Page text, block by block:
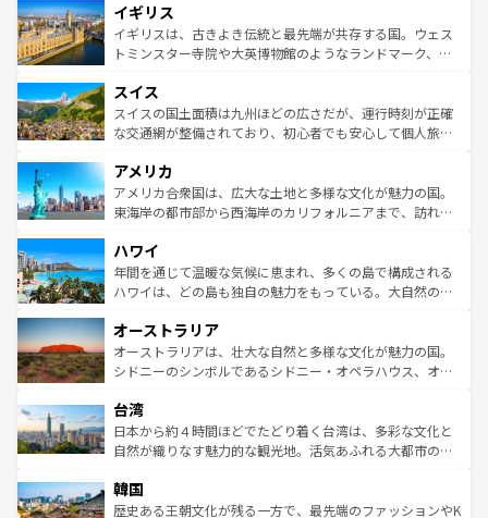
いる。シャンパンの発祥地であるランス、プロヴァンスの
香り高いラベンダー畑など、多彩な楽しみ方が可能だ。さ
らに、パリ以外の地域にも魅力が溢れており、どの街角に
れる地方に足を運ぶとそれぞれで全く異なる文化を体験で
きるだろう。 なお、新着のフランス情報はコンテンツ一覧
を参照してほしい。
顔を持つこの国は、どこを歩いても飽きることがない。ベ
ルリンの文化的活気、バイエルン州のアルプスの絶景、そ
してライン川沿いのワイン畑といった風景は必見。ビール
は、お酒好きな人にはぜひ体験してほしい。 なお、新着の
ドイツ情報はコンテンツ一覧を参照してほしい。
イギリス
イギリスは、古きよき伝統と最先端が共存する国。ウェス
トミンスター寺院や大英博物館のようなランドマーク、歴
リアごとに異なる魅力がある。また、優雅なアフタヌーン
ティー、ビール好きにはたまらない英国パブ、サッカー観
戦など、本場だからこそできる体験も豊富。イギリスを旅
ンツ一覧を参照してほしい。
スイス
スイスの国土面積は九州ほどの広さだが、運行時刻が正確
な交通網が整備されており、初心者でも安心して個人旅行
の建物がそのまま残る町や、スイスならではのユニークな
博物館もあり、アルプス観光だけでなく町歩きも満喫する
ことができる。国民の所得が高いため物価も高いが、旅行
ば市内交通費無料で観光を楽しむこともできる。 なお、新
着のスイス情報はコンテンツ一覧 を参照してほしい。
アメリカ
アメリカ合衆国は、広大な土地と多様な文化が魅力の国。
東海岸の都市部から西海岸のカリフォルニアまで、訪れる
のような巨大都市は、観光、ショッピング、エンターテイ
ンメントが詰まった刺激的なスポットだ。一方、アメリカ
西部には大自然が広がり、グランドキャニオンやイエロー
部のニューオーリンズでは、音楽と美食が融合した独特の
文化が魅力。旅行者はアメリカの各地域で異なる魅力を楽
しみながら、その多様性と豊かな歴史を感じることができ
ならではの贅沢な旅のスタイルだ。 なお、新着のアメリカ
情報はコンテンツ一覧を参照してほしい。
ハワイ
年間を通じて温暖な気候に恵まれ、多くの島で構成される
ハワイは、どの島も独自の魅力をもっている。大自然の神
ワイ島は見逃せない。また、定番の観光地といえばオアフ
島だが、静かな自然を求めるならマウイ島やカウアイ島が
おすすめ。エメラルドグリーンに輝く海をはじめ、豊かな
れるおもてなしの心で訪れる人々を迎えてくれるハワイの
人々、おいしいローカルフードやハワイアンミュージッ
ク、伝統的なフラダンスなど、すべてがハワイの魅力を彩
ワイを、存分に味わってほしい。 なお、新着のハワイ情報
はコンテンツ一覧を参照してほしい。
オーストラリア
オーストラリアは、壮大な自然と多様な文化が魅力の国。
シドニーのシンボルであるシドニー・オペラハウス、オー
リアリーフや大陸中央部にそびえるウルル（エアーズロッ
ク）、タスマニアの美しい原生林やケアンズの熱帯雨林な
ど、見どころがたくさん。また、カフェやワイン、オージ
いる。アクティビティも充実しており、サーフィンやダイ
ビング、ハイキングなど、アウトドア好きにはたまらな
台湾
日本から約４時間ほどでたどり着く台湾は、多彩な文化と
自然が織りなす魅力的な観光地。活気あふれる大都市の台
ン）、静ひつな山岳地帯である台湾東部など、都市の喧騒
と山間の静けさが共存しており、訪れる人に新しい発見と
韓国
歴史ある王朝文化が残る一方で、最先端のファッションやK